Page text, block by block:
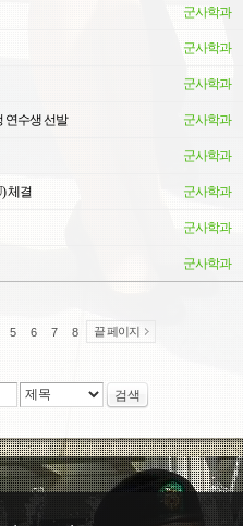
군사학과
군사학과
군사학과
연수생 선발 군사학과
군사학과
체결 군사학과
군사학과
군사학과
5 6 7 8 끝 페이지
검색